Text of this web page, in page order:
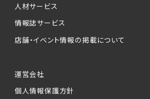
人材サービス
情報誌サービス
店舗・イベント情報の掲載について
運営会社
個人情報保護方針